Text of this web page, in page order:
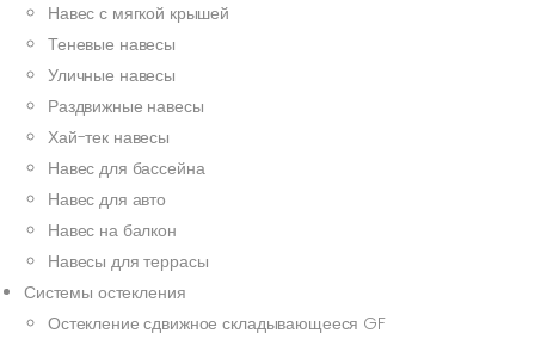
Навес с мягкой крышей
Теневые навесы
Уличные навесы
Раздвижные навесы
Хай-тек навесы
Навес для бассейна
Навес для авто
Навес на балкон
Навесы для террасы
Системы остекления
Остекление сдвижное складывающееся GF